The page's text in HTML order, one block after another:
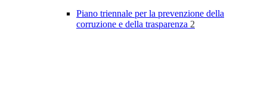
Piano triennale per la prevenzione della
corruzione e della trasparenza 2